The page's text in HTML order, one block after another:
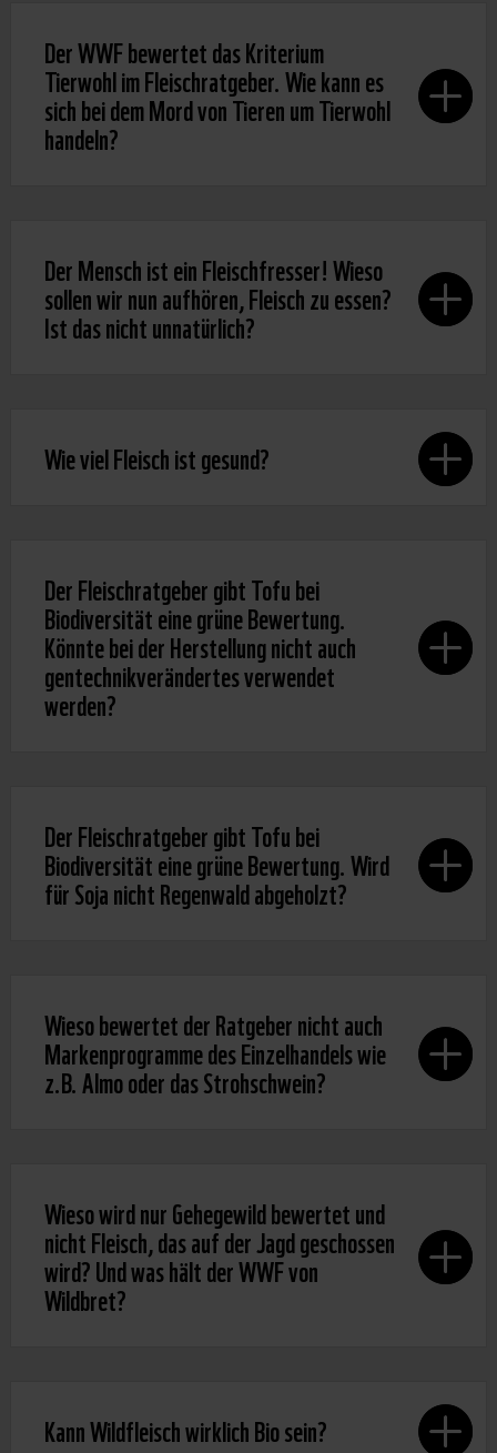
Der WWF bewertet das Kriterium
Tierwohl im Fleischratgeber. Wie kann es
sich bei dem Mord von Tieren um Tierwohl
handeln?
Der Mensch ist ein Fleischfresser! Wieso
sollen wir nun aufhören, Fleisch zu essen?
Ist das nicht unnatürlich?
Wie viel Fleisch ist gesund?
Der Fleischratgeber gibt Tofu bei
Biodiversität eine grüne Bewertung.
Könnte bei der Herstellung nicht auch
gentechnikverändertes verwendet
werden?
Der Fleischratgeber gibt Tofu bei
Biodiversität eine grüne Bewertung. Wird
für Soja nicht Regenwald abgeholzt?
Wieso bewertet der Ratgeber nicht auch
Markenprogramme des Einzelhandels wie
z.B. Almo oder das Strohschwein?
Wieso wird nur Gehegewild bewertet und
nicht Fleisch, das auf der Jagd geschossen
wird? Und was hält der WWF von
Wildbret?
Kann Wildfleisch wirklich Bio sein?